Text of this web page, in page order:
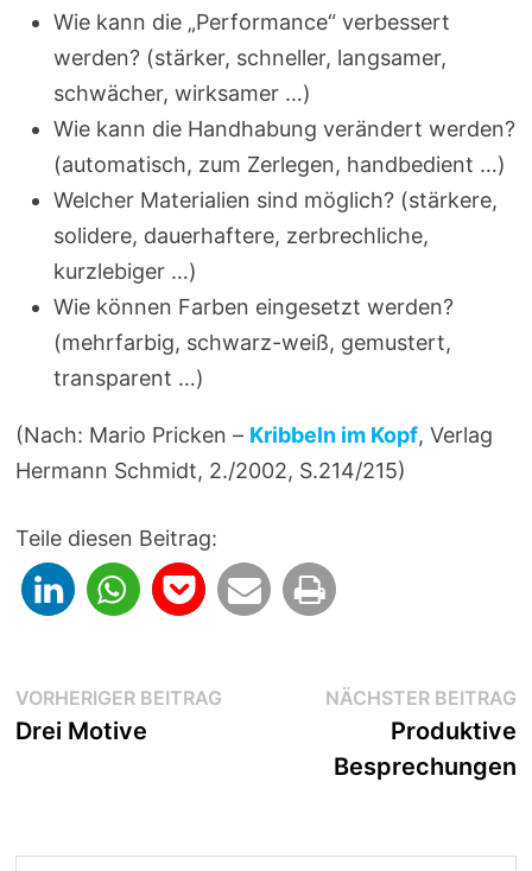
Wie kann die „Performance“ verbessert
werden? (stärker, schneller, langsamer,
schwächer, wirksamer …)
Wie kann die Handhabung verändert werden?
(automatisch, zum Zerlegen, handbedient …)
Welcher Materialien sind möglich? (stärkere,
solidere, dauerhaftere, zerbrechliche,
kurzlebiger …)
Wie können Farben eingesetzt werden?
(mehrfarbig, schwarz-weiß, gemustert,
transparent …)
(Nach: Mario Pricken – Kribbeln im Kopf, Verlag
Hermann Schmidt, 2./2002, S.214/215)
Teile diesen Beitrag:
Beitragsnavigation
VORHERIGER BEITRAG Vorheriger
Drei Motive
NÄCHSTER BEITRAG
Produktive
Besprechungen